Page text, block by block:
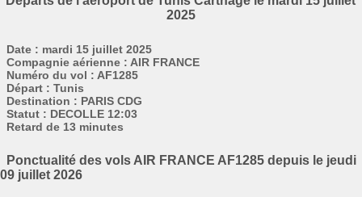
2025
Date : mardi 15 juillet 2025
Compagnie aérienne : AIR FRANCE
Numéro du vol : AF1285
Départ : Tunis
Destination : PARIS CDG
Statut : DECOLLE 12:03
Retard de 13 minutes
Ponctualité des vols AIR FRANCE AF1285 depuis le jeudi
09 juillet 2026